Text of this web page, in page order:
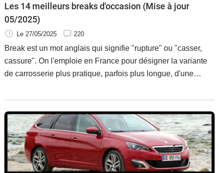
Les 14 meilleurs breaks d'occasion (Mise à jour
05/2025)
Le 27/05/2025 220
Break est un mot anglais qui signifie "rupture" ou "casser,
cassure". On l'emploie en France pour désigner la variante
de carrosserie plus pratique, parfois plus longue, d'une
d'un hayon, souvent vertical, d'où le terme de "break",
puisqu'il y a "cassure" des lignes au niveau du hayon.